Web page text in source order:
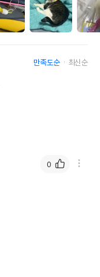
만족도순 최신순
0